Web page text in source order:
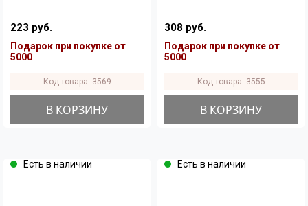
Уголки
Хром
Цветные плинтусы
223 руб.
Подарок при покупке от
5000
Код товара: 3569
В КОРЗИНУ
308 руб.
Подарок при покупке от
5000
Код товара: 3555
В КОРЗИНУ
Есть в наличии Есть в наличии